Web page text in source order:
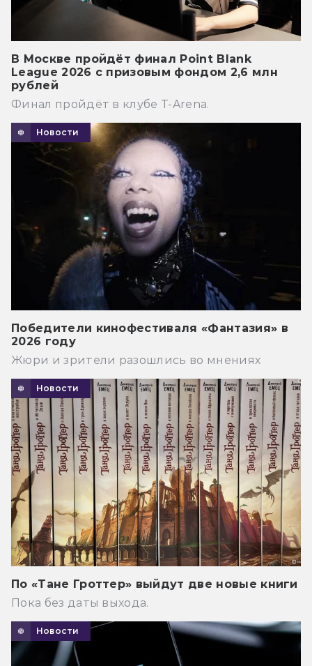
В Москве пройдёт финал Point Blank
League 2026 с призовым фондом 2,6 млн
рублей
Финал пройдёт в клубе T-Arena.
Новости
Победители кинофестиваля «Фантазия» в
2026 году
Жюри и зрители разошлись во мнениях
Новости
По «Тане Гроттер» выйдут две новые книги
Пока без даты выхода.
Новости